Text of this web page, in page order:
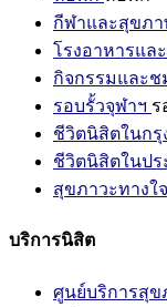
กีฬาและสุขภ
โรงอาหารแล
กิจกรรมและช
รอบรั้วจุฬาฯ ร
ชีวิตนิสิตในกรุ
ชีวิตนิสิตในปร
สุขภาวะทางใ
บริการนิสิต
ศูนย์บริการสุข